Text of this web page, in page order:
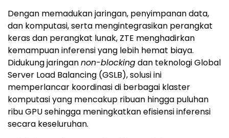
Dengan memadukan jaringan, penyimpanan data,
dan komputasi, serta mengintegrasikan perangkat
keras dan perangkat lunak, ZTE menghadirkan
kemampuan inferensi yang lebih hemat biaya.
Didukung jaringannon-blockingdan teknologi Global
Server Load Balancing (GSLB), solusi ini
memperlancar koordinasi di berbagai klaster
komputasi yang mencakup ribuan hingga puluhan
ribu GPU sehingga meningkatkan efisiensi inferensi
secara keseluruhan.